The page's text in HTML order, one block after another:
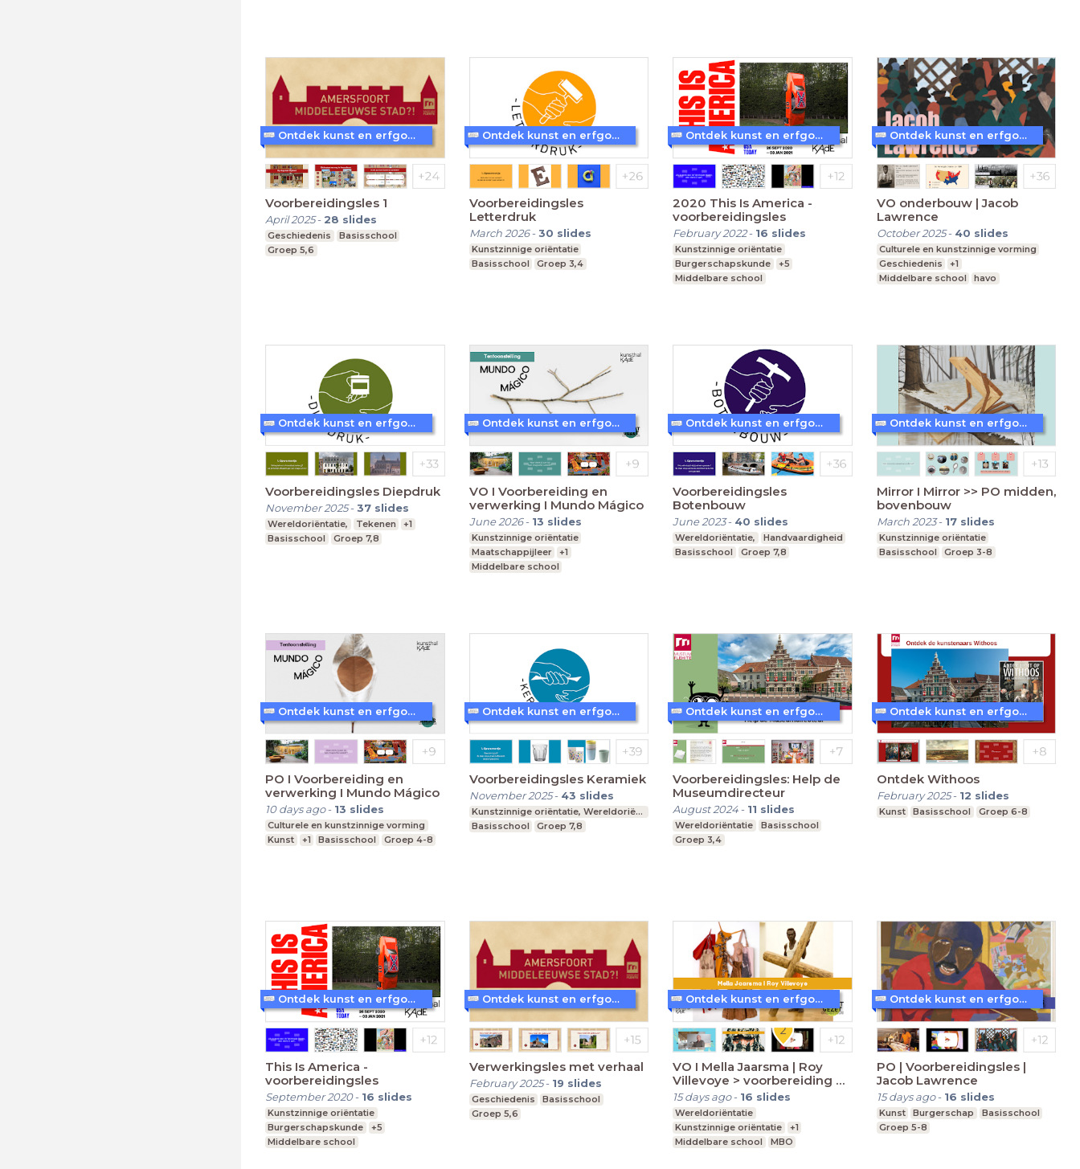
Voorbereidingsles 1
April 2025- 28 slides
Geschiedenis
Basisschool
Groep 5,6
Ontdek kunst en erfgoed in Amersfoort
Voorbereidingsles
Letterdruk
March 2026-30 slides
Kunstzinnige oriëntatie
Basisschool
Groep 3,4
Ontdek kunst en erfgoed in Amersfoort
2020 This Is America -
voorbereidingsles
February 2022- 16 slides
Kunstzinnige oriëntatie
Burgerschapskunde
+5
Middelbare school
Ontdek kunst en erfgoed in Amersfoort
VO onderbouw | Jacob
Lawrence
October 2025- 40 slides
Culturele en kunstzinnige vorming
Geschiedenis
+1
Middelbare school
havo
Ontdek kunst en erfgoed in Amersfoort
Voorbereidingsles Diepdruk
November 2025-37 slides
Wereldoriëntatie, Tekenen
+1
Basisschool
Groep 7,8
Ontdek kunst en erfgoed in Amersfoort
VO I Voorbereiding en
verwerking I Mundo Mágico
June 2026- 13 slides
Kunstzinnige oriëntatie
Maatschappijleer
+1
Middelbare school
Ontdek kunst en erfgoed in Amersfoort
Voorbereidingsles
Botenbouw
June 2023- 40 slides
Wereldoriëntatie,
Handvaardigheid
Basisschool
Groep 7,8
Ontdek kunst en erfgoed in Amersfoort
Mirror I Mirror >> PO midden,
bovenbouw
March 2023- 17 slides
Kunstzinnige oriëntatie
Basisschool
Groep 3-8
Ontdek kunst en erfgoed in Amersfoort
PO I Voorbereiding en
verwerking I Mundo Mágico
10 days ago- 13 slides
Culturele en kunstzinnige vorming
Kunst
+1 Basisschool Groep 4-8
Ontdek kunst en erfgoed in Amersfoort
Voorbereidingsles Keramiek
November 2025- 43 slides
Kunstzinnige oriëntatie, Wereldoriëntatie
Basisschool
Groep 7,8
Ontdek kunst en erfgoed in Amersfoort
Voorbereidingsles: Help de
Museumdirecteur
August 2024- 11 slides
Wereldoriëntatie
Basisschool
Groep 3,4
Ontdek kunst en erfgoed in Amersfoort
Ontdek Withoos
February 2025- 12 slides
Kunst Basisschool Groep 6-8
Ontdek kunst en erfgoed in Amersfoort
This Is America -
voorbereidingsles
September 2020- 16 slides
Kunstzinnige oriëntatie
Burgerschapskunde
+5
Middelbare school
Ontdek kunst en erfgoed in Amersfoort
Verwerkingsles met verhaal
February 2025- 19 slides
Geschiedenis
Basisschool
Groep 5,6
Ontdek kunst en erfgoed in Amersfoort
VO I Mella Jaarsma | Roy
Villevoye > voorbereiding en
verwerking
15 days ago- 16 slides
Wereldoriëntatie
Kunstzinnige oriëntatie
+1
Middelbare school
MBO
Ontdek kunst en erfgoed in Amersfoort
PO | Voorbereidingsles |
Jacob Lawrence
15 days ago- 16 slides
Kunst Burgerschap
Basisschool
Groep 5-8
Ontdek kunst en erfgoed in Amersfoort